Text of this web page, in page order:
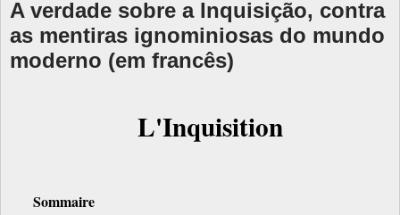
A verdade sobre a Inquisição, contra
as mentiras ignominiosas do mundo
moderno (em francês)
L'Inquisition
Sommaire